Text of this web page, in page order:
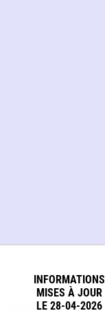
INFORMATIONS
MISES À JOUR
LE 28-04-2026